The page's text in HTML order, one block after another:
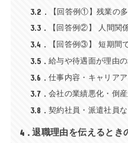
3.2 【回答例①】残業の
3.3 【回答例②】 人間関
3.4 【回答例③】 短期間
3.5 給与や待遇面が理由
3.6 仕事内容・キャリア
3.7 会社の業績悪化・倒
3.8 契約社員・派遣社員
4 退職理由を伝えるとき